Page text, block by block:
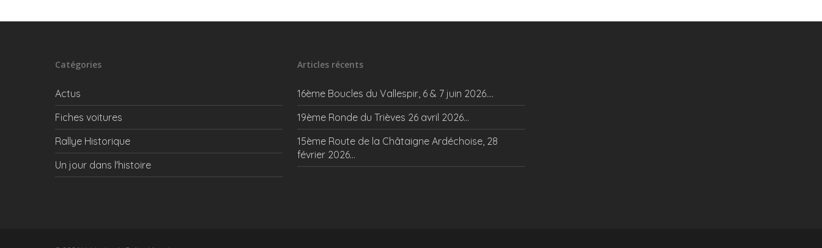
Catégories
Actus
Fiches voitures
Rallye Historique
Un jour dans l'histoire
Articles récents
16ème Boucles du Vallespir, 6 & 7 juin 2026….
19ème Ronde du Trièves 26 avril 2026…
15ème Route de la Châtaigne Ardéchoise, 28
février 2026…